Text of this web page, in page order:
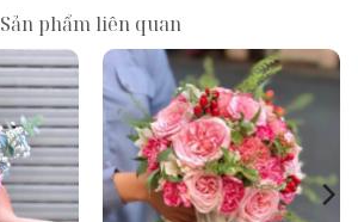
Sản phẩm liên quan